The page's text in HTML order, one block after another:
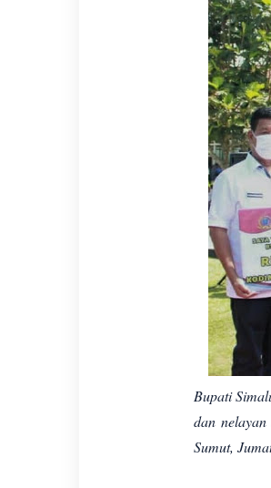
Bupati
dan
Sumut,